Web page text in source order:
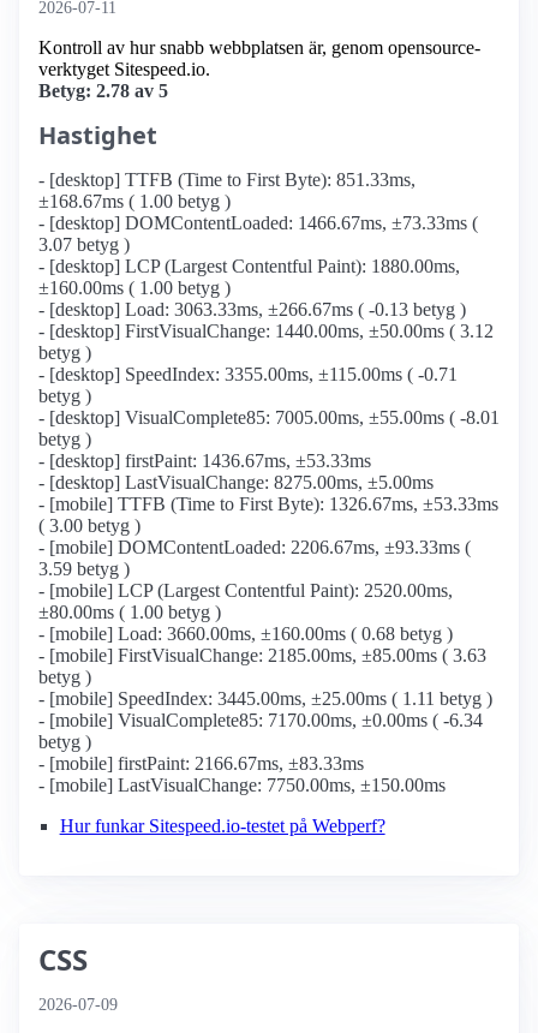
2026-07-11
Kontroll av hur snabb webbplatsen är, genom opensource-
verktyget Sitespeed.io.
Betyg: 2.78 av 5
Hastighet
- [desktop] TTFB (Time to First Byte): 851.33ms,
±168.67ms ( 1.00 betyg )
- [desktop] DOMContentLoaded: 1466.67ms, ±73.33ms (
3.07 betyg )
- [desktop] LCP (Largest Contentful Paint): 1880.00ms,
±160.00ms ( 1.00 betyg )
- [desktop] Load: 3063.33ms, ±266.67ms ( -0.13 betyg )
- [desktop] FirstVisualChange: 1440.00ms, ±50.00ms ( 3.12
betyg )
- [desktop] SpeedIndex: 3355.00ms, ±115.00ms ( -0.71
betyg )
- [desktop] VisualComplete85: 7005.00ms, ±55.00ms ( -8.01
betyg )
- [desktop] firstPaint: 1436.67ms, ±53.33ms
- [desktop] LastVisualChange: 8275.00ms, ±5.00ms
- [mobile] TTFB (Time to First Byte): 1326.67ms, ±53.33ms
( 3.00 betyg )
- [mobile] DOMContentLoaded: 2206.67ms, ±93.33ms (
3.59 betyg )
- [mobile] LCP (Largest Contentful Paint): 2520.00ms,
±80.00ms ( 1.00 betyg )
- [mobile] Load: 3660.00ms, ±160.00ms ( 0.68 betyg )
- [mobile] FirstVisualChange: 2185.00ms, ±85.00ms ( 3.63
betyg )
- [mobile] SpeedIndex: 3445.00ms, ±25.00ms ( 1.11 betyg )
- [mobile] VisualComplete85: 7170.00ms, ±0.00ms ( -6.34
betyg )
- [mobile] firstPaint: 2166.67ms, ±83.33ms
- [mobile] LastVisualChange: 7750.00ms, ±150.00ms
Hur funkar Sitespeed.io-testet på Webperf?
CSS
2026-07-09